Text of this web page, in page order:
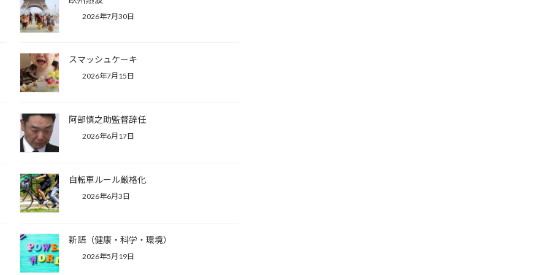
2026年7月30日
スマッシュケーキ
2026年7月15日
阿部慎之助監督辞任
2026年6月17日
自転車ルール厳格化
2026年6月3日
新語（健康・科学・環境）
2026年5月19日